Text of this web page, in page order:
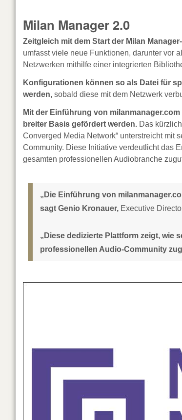
Milan Manager 2.0
Zeitgleich mit dem Start der Milan
umfasst viele neue Funktionen, darunter vor
Netzwerken mithilfe einer integrierten
Konfigurationen können so als Datei für
werden, sobald diese mit dem Netzwerk
Mit der Einführung von
breiter Basis gefördert werden. Das
Converged Media Network“ unterstreicht mit
Community. Diese Initiative verdeutlicht das
gesamten professionellen Audiobranche
„Die Einführung von
sagt Genio Kronauer, Executive
„Diese dedizierte Plattform zeigt, wie
professionellen Audio-Community